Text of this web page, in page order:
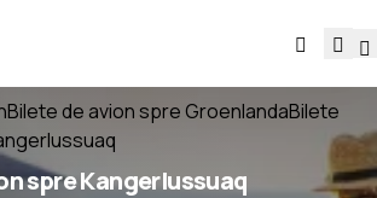
Bilete de avion spre GroenlandaBilete
spre Kangerlussuaq